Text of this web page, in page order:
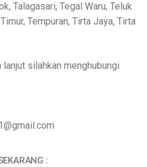
Talagasari, Tegal Waru, Teluk
Tempuran, Tirta Jaya, Tirta
silahkan menghubungi
: